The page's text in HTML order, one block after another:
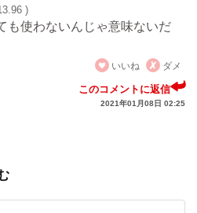
)
も使わないんじゃ意味ないだ
いいね
ダメ
このコメントに返信
2021年01月08日 02:25